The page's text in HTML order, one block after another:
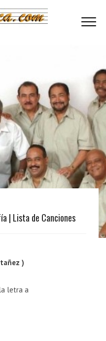
| Lista de Canciones
)
letra a